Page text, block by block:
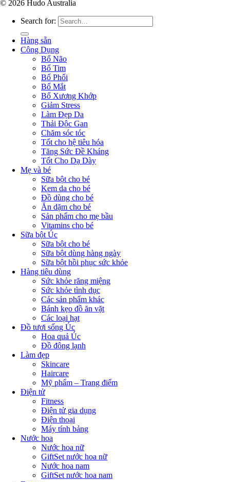
© 2026 Hudo Australia
Search for:
Hàng sẵn
Công Dụng
Bổ Não
Bổ Tim
Bổ Phổi
Bổ Mắt
Bổ Xương Khớp
Giảm Stress
Làm Đẹp Da
Thải Độc Gan
Chăm sóc tóc
Tốt cho hệ tiêu hóa
Tăng Sức Đề Kháng
Tốt Cho Dạ Dày
Mẹ và bé
Sữa bột cho bé
Kem da cho bé
Đồ dùng cho bé
Ăn dặm cho bé
Sản phẩm cho mẹ bầu
Vitamins cho bé
Sữa bột Úc
Sữa bột cho bé
Sữa bột dùng hàng ngày
Sữa bột hồi phục sức khỏe
Hàng tiêu dùng
Sức khỏe răng miệng
Sức khỏe tình dục
Các sản phẩm khác
Bánh kẹo đồ ăn vặt
Các loại hạt
Đồ tươi sống Úc
Hoa quả Úc
Đồ đông lạnh
Làm đẹp
Skincare
Haircare
Mỹ phẩm – Trang điểm
Điện tử
Fitness
Điện tử gia dụng
Điện thoại
Máy tính bảng
Nước hoa
Nước hoa nữ
GiftSet nước hoa nữ
Nước hoa nam
GiftSet nước hoa nam